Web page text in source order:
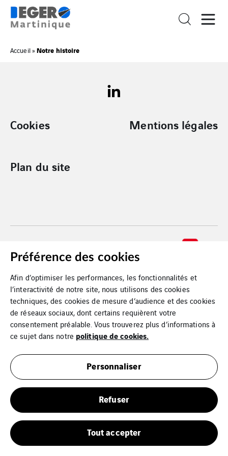
Accueil»Notre histoire
Cookies Mentions légales
Plan du site
Préférence des cookies
Afin d’optimiser les performances, les fonctionnalités et
l’interactivité de notre site, nous utilisons des cookies
techniques, des cookies de mesure d’audience et des cookies
de réseaux sociaux, dont certains requièrent votre
consentement préalable. Vous trouverez plus d’informations à
ce sujet dans notre politique de cookies.
Personnaliser
Refuser
Tout accepter